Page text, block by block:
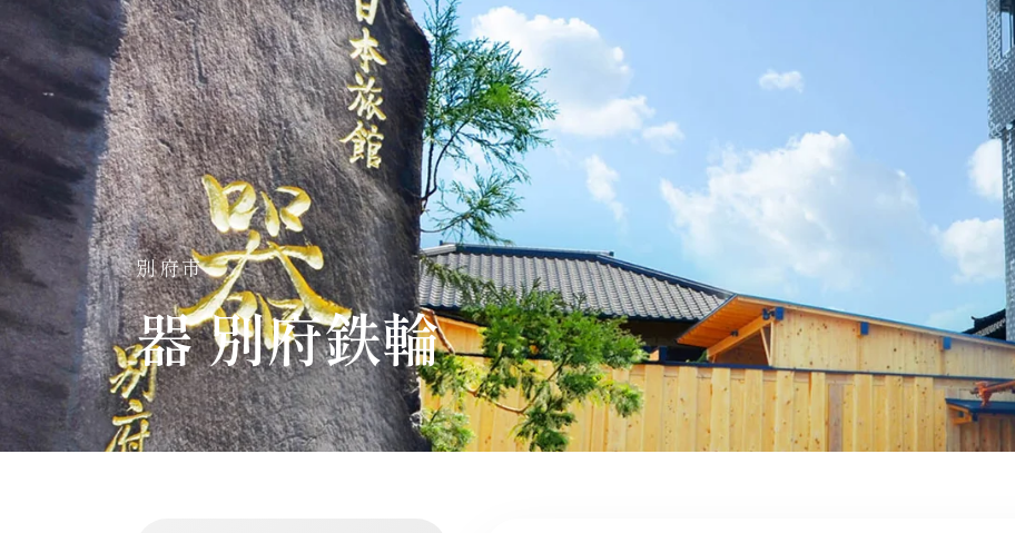
別府市
器 別府鉄輪